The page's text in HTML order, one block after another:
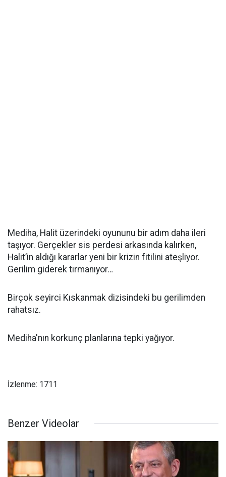
Mediha, Halit üzerindeki oyununu bir adım daha ileri
taşıyor. Gerçekler sis perdesi arkasında kalırken,
Halit’in aldığı kararlar yeni bir krizin fitilini ateşliyor.
Gerilim giderek tırmanıyor…
Birçok seyirci Kıskanmak dizisindeki bu gerilimden
rahatsız.
Mediha'nın korkunç planlarına tepki yağıyor.
İzlenme: 1711
Benzer Videolar